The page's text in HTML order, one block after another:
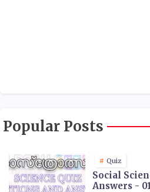
Popular Posts
Quiz
Social
Answers -